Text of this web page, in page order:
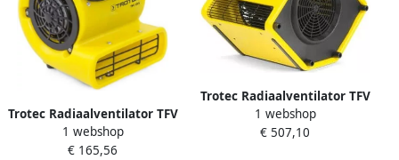
Trotec Radiaalventilator TFV
10 S | 355m³ u TRO08508
1 webshop
€ 165,56
Trotec Radiaalventilator TFV
30 | 2200m³ u TRO13410
1 webshop
€ 507,10